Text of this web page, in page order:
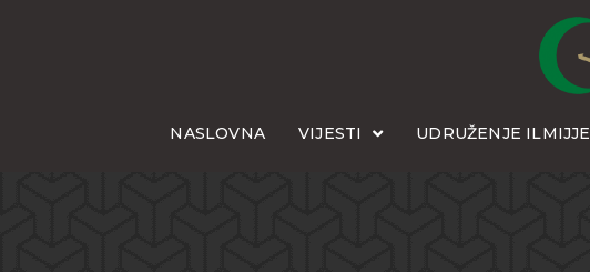
NASLOVNA VIJESTI UDRUŽENJE ILMIJJE